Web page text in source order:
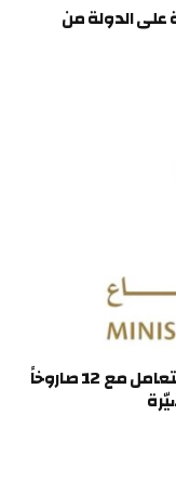
على الدولة من
وزارة الدفاع: الدفاعات الجوية الإماراتية تتعامل مع 12 صاروخاً